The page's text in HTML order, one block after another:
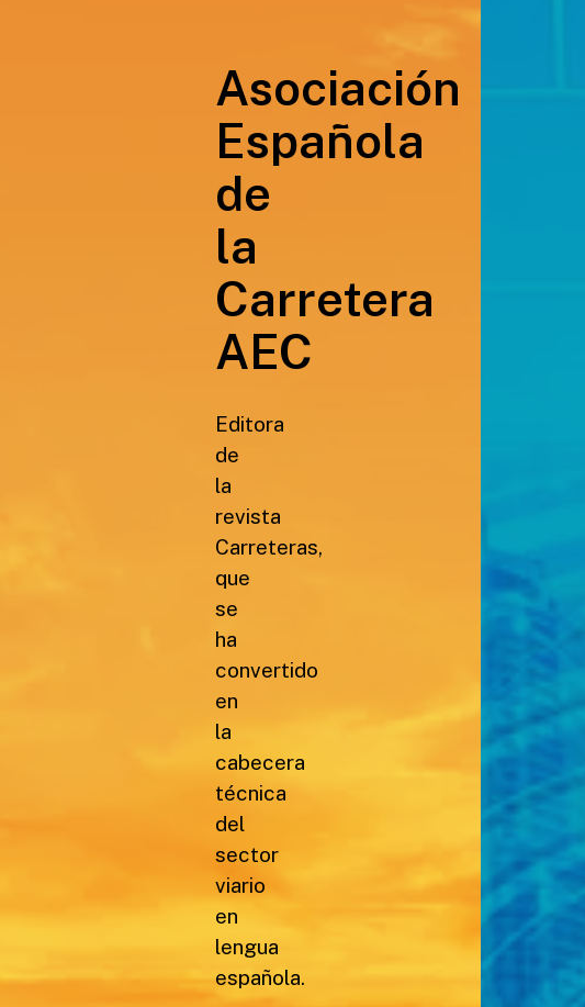
Asociación
Española
de
la
Carretera
AEC
Editora
de
la
revista
Carreteras,
que
se
ha
convertido
en
la
cabecera
técnica
del
sector
viario
en
lengua
española.